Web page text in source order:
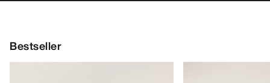
Bestseller